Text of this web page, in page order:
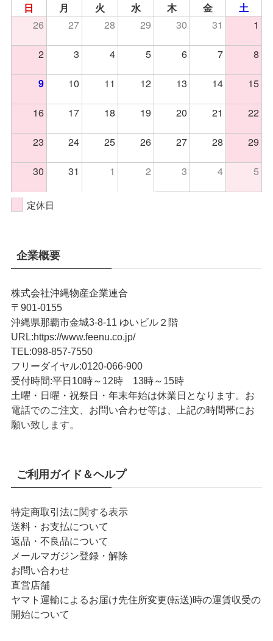
日 月 火 水 木 金 土
26 27 28 29 30 31
1
2
3 4 5 6 7 8
9 10 11 12 13 14
15
16
17 18 19 20 21
22
23
24 25 26 27 28
29
30
31 1 2 3 4 5
定休日
企業概要
株式会社沖縄物産企業連合
〒901-0155
沖縄県那覇市金城3-8-11 ゆいビル２階
URL :https://www.feenu.co.jp/
TEL :098-857-7550
フリーダイヤル:0120-066-900
受付時間:平日10時～12時 13時～15時
土曜・日曜・祝祭日・年末年始は休業日となります。お
電話でのご注文、お問い合わせ等は、上記の時間帯にお
願い致します。
ご利用ガイド＆ヘルプ
特定商取引法に関する表示
送料・お支払について
返品・不良品について
メールマガジン登録・解除
お問い合わせ
直営店舗
ヤマト運輸によるお届け先住所変更(転送)時の運賃収受の
開始について